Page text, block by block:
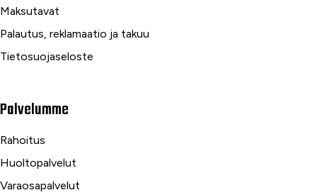
Maksutavat
Palautus, reklamaatio ja takuu
Tietosuojaseloste
Palvelumme
Rahoitus
Huoltopalvelut
Varaosapalvelut